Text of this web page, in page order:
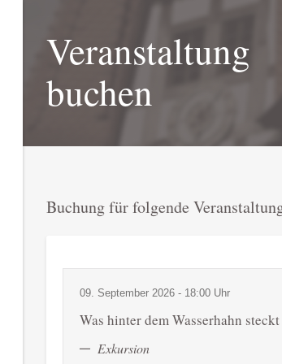
Veranstaltung
buchen
Buchung für folgende
09. September 2026 - 18:00 Uhr
Was hinter dem Wasserhahn
Exkursion